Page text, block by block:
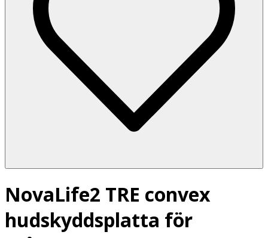
NovaLife2 TRE convex
hudskyddsplatta för